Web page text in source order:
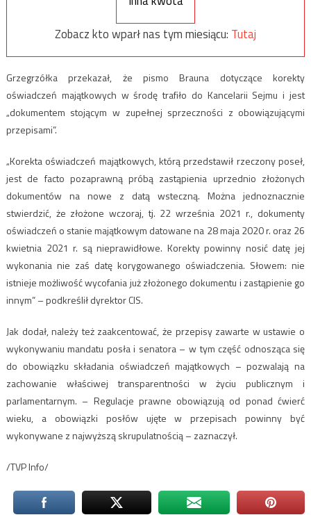
Zobacz kto wparł nas tym miesiącu: Tutaj
Grzegrzółka przekazał, że pismo Brauna dotyczące korekty
oświadczeń majątkowych w środę trafiło do Kancelarii Sejmu i jest
„dokumentem stojącym w zupełnej sprzeczności z obowiązującymi
przepisami”.
„Korekta oświadczeń majątkowych, którą przedstawił rzeczony poseł,
jest de facto pozaprawną próbą zastąpienia uprzednio złożonych
dokumentów na nowe z datą wsteczną. Można jednoznacznie
stwierdzić, że złożone wczoraj, tj. 22 września 2021 r., dokumenty
oświadczeń o stanie majątkowym datowane na 28 maja 2020 r. oraz 26
kwietnia 2021 r. są nieprawidłowe. Korekty powinny nosić datę jej
wykonania nie zaś datę korygowanego oświadczenia. Słowem: nie
istnieje możliwość wycofania już złożonego dokumentu i zastąpienie go
innym” – podkreślił dyrektor CIS.
Jak dodał, należy też zaakcentować, że przepisy zawarte w ustawie o
wykonywaniu mandatu posła i senatora – w tym część odnosząca się
do obowiązku składania oświadczeń majątkowych – pozwalają na
zachowanie właściwej transparentności w życiu publicznym i
parlamentarnym. – Regulacje prawne obowiązują od ponad ćwierć
wieku, a obowiązki posłów ujęte w przepisach powinny być
wykonywane z najwyższą skrupulatnością – zaznaczył.
/TVP Info/